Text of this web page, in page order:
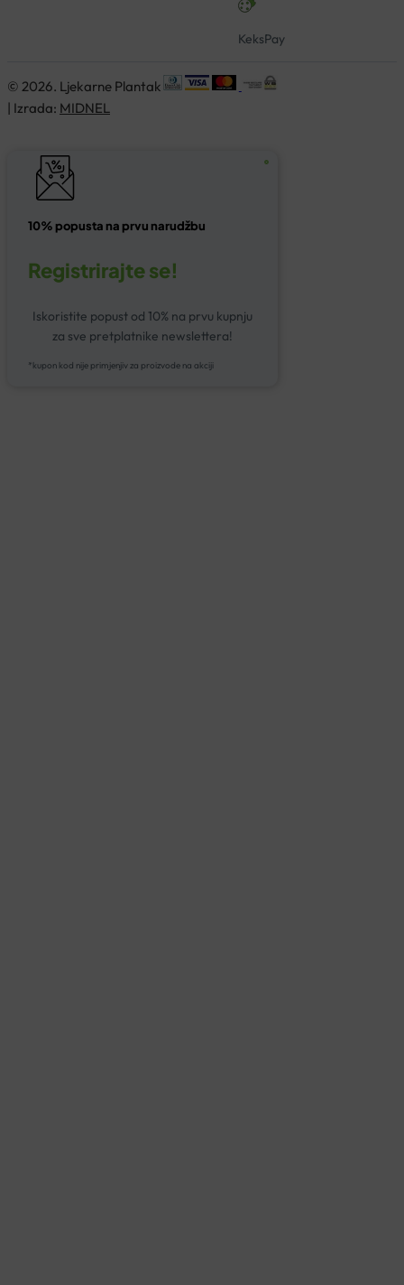
KeksPay
© 2026. Ljekarne Plantak
| Izrada: MIDNEL
10% popusta na prvu narudžbu
Registrirajte se!
Iskoristite popust od 10% na prvu kupnju
za sve pretplatnike newslettera!
*kupon kod nije primjenjiv za proizvode na akciji